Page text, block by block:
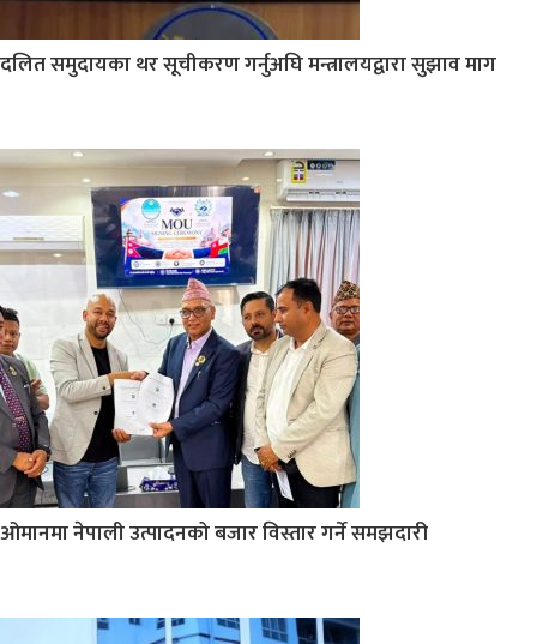
दलित समुदायका थर सूचीकरण गर्नुअघि मन्त्रालयद्वारा सुझाव माग
ओमानमा नेपाली उत्पादनको बजार विस्तार गर्ने समझदारी